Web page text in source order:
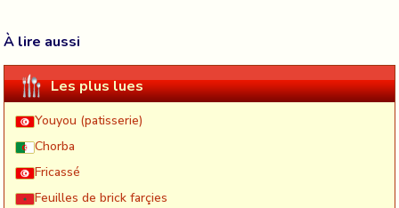
À lire aussi
Les plus lues
Youyou (patisserie)
Chorba
Fricassé
Feuilles de brick farçies